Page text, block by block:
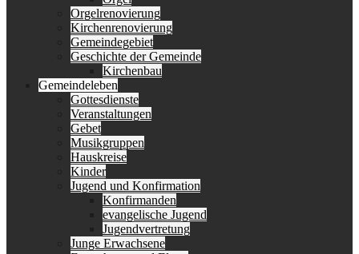
Orgelrenovierung
Kirchenrenovierung
Gemeindegebiet
Geschichte der Gemeinde
Kirchenbau
Gemeindeleben
Gottesdienste
Veranstaltungen
Gebet
Musikgruppen
Hauskreise
Kinder
Jugend und Konfirmation
Konfirmanden
evangelische Jugend
Jugendvertretung
Junge Erwachsene